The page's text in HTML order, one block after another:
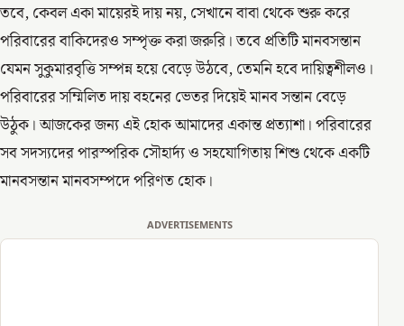
তবে, কেবল একা মায়েরই দায় নয়, সেখানে বাবা থেকে শুরু করে
পরিবারের বাকিদেরও সম্পৃক্ত করা জরুরি। তবে প্রতিটি মানবসন্তান
যেমন সুকুমারবৃত্তি সম্পন্ন হয়ে বেড়ে উঠবে, তেমনি হবে দায়িত্বশীলও।
পরিবারের সম্মিলিত দায় বহনের ভেতর দিয়েই মানব সন্তান বেড়ে
উঠুক। আজকের জন্য এই হোক আমাদের একান্ত প্রত্যাশা। পরিবারের
সব সদস্যদের পারস্পরিক সৌহার্দ্য ও সহযোগিতায় শিশু থেকে একটি
মানবসন্তান মানবসম্পদে পরিণত হোক।
ADVERTISEMENTS